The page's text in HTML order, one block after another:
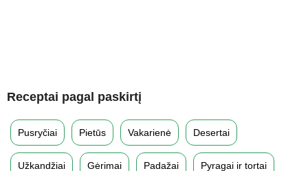
Receptai pagal paskirtį
Pusryčiai Pietūs Vakarienė Desertai
Užkandžiai Gėrimai Padažai Pyragai ir tortai